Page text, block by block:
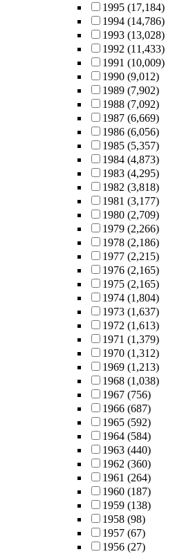
1995 (17,184)
1994 (14,786)
1993 (13,028)
1992 (11,433)
1991 (10,009)
1990 (9,012)
1989 (7,902)
1988 (7,092)
1987 (6,669)
1986 (6,056)
1985 (5,357)
1984 (4,873)
1983 (4,295)
1982 (3,818)
1981 (3,177)
1980 (2,709)
1979 (2,266)
1978 (2,186)
1977 (2,215)
1976 (2,165)
1975 (2,165)
1974 (1,804)
1973 (1,637)
1972 (1,613)
1971 (1,379)
1970 (1,312)
1969 (1,213)
1968 (1,038)
1967 (756)
1966 (687)
1965 (592)
1964 (584)
1963 (440)
1962 (360)
1961 (264)
1960 (187)
1959 (138)
1958 (98)
1957 (67)
1956 (27)